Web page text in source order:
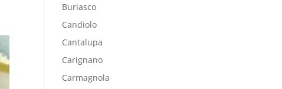
Buriasco
Candiolo
Cantalupa
Carignano
Carmagnola